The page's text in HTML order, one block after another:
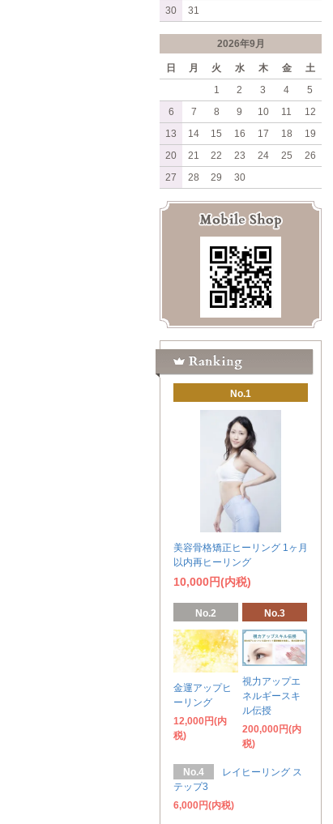
30
31
2026年9月
日 月 火 水 木 金
土
1
2 3 4
5
6
7 8 9 10 11
12
13
14 15 16 17 18
19
20
21 22 23 24 25
26
27
28 29 30
No.1
美容骨格矯正ヒーリング 1ヶ月
以内再ヒーリング
10,000円(内税)
No.2
金運アップヒ
ーリング
12,000円(内
税)
No.3
視力アップエ
ネルギースキ
ル伝授
200,000円(内
税)
No.4
レイヒーリング ス
テップ3
6,000円(内税)